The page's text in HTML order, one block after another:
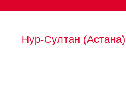
Нур-Султан (Астана)